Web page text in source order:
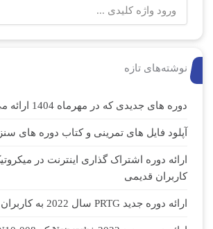
نوشته‌های تازه
دوره های جدیدی که در مهرماه 1404 ارائه می شود
آپلود فایل های تمرینی و کتاب دوره های سنز SANS
کاربران قدیمی
ارائه دوره جدید PRTG سال 2022 به کاربران قدیمی